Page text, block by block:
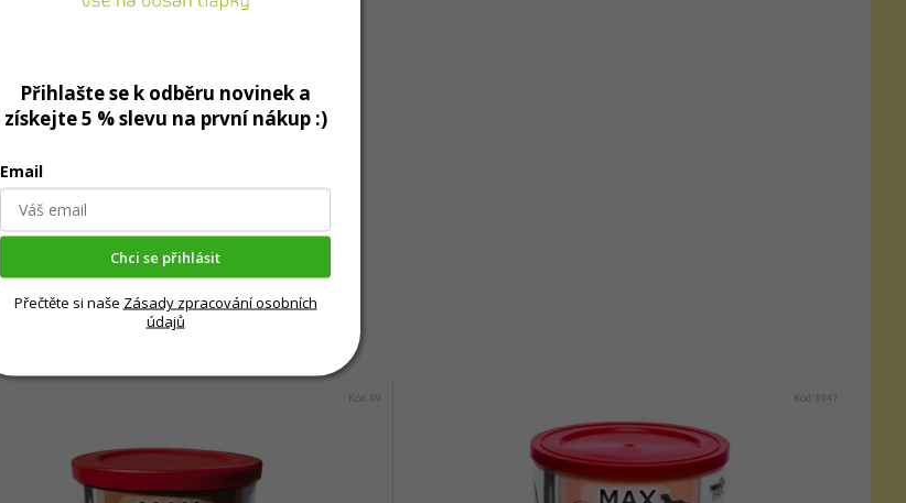
Kód: 99 Kód: 8947
Přihlašte se k odběru novinek a
získejte 5 % slevu na první nákup :)
Email
Chci se přihlásit
Přečtěte si naše Zásady zpracování osobních
údajů